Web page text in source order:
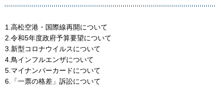
1.高松空港・国際線再開について
2.令和5年度政府予算要望について
3.新型コロナウイルスについて
4.鳥インフルエンザについて
5.マイナンバーカードについて
6.「一票の格差」訴訟について